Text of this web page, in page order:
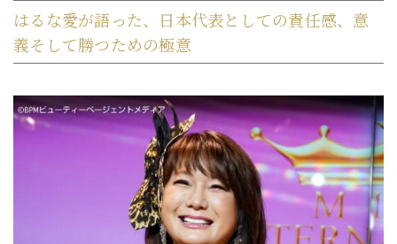
はるな愛が語った、日本代表としての責任感、意
義そして勝つための極意